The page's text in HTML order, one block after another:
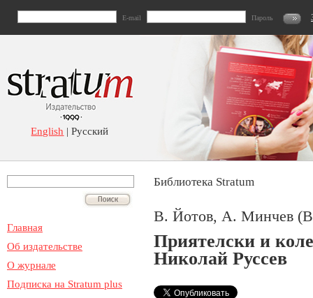
E-mail Пароль
English | Русский
Главная
Об издательстве
О журнале
Подписка на Stratum plus
Библиотека Stratum
В. Йотов, А. Минчев
Приятелски и
Николай Руссев